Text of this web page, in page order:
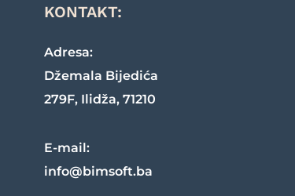
KONTAKT:
Adresa:
Džemala Bijedića
279F, Ilidža, 71210
E-mail:
info@bimsoft.ba